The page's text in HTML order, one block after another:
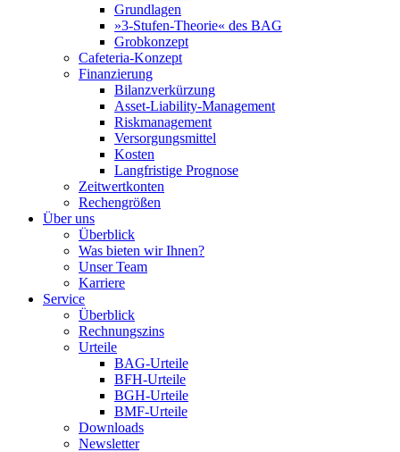
Grundlagen
»3-Stufen-Theorie« des BAG
Grobkonzept
Cafeteria-Konzept
Finanzierung
Bilanzverkürzung
Asset-Liability-Management
Riskmanagement
Versorgungsmittel
Kosten
Langfristige Prognose
Zeitwertkonten
Rechengrößen
Über uns
Überblick
Was bieten wir Ihnen?
Unser Team
Karriere
Service
Überblick
Rechnungszins
Urteile
BAG-Urteile
BFH-Urteile
BGH-Urteile
BMF-Urteile
Downloads
Newsletter